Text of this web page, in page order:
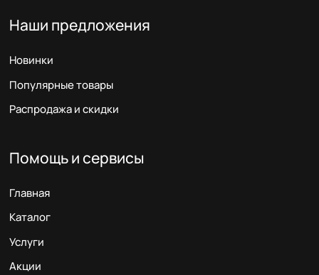
Наши предложения
Новинки
Популярные товары
Распродажа и скидки
Помощь и сервисы
Главная
Каталог
Услуги
Акции